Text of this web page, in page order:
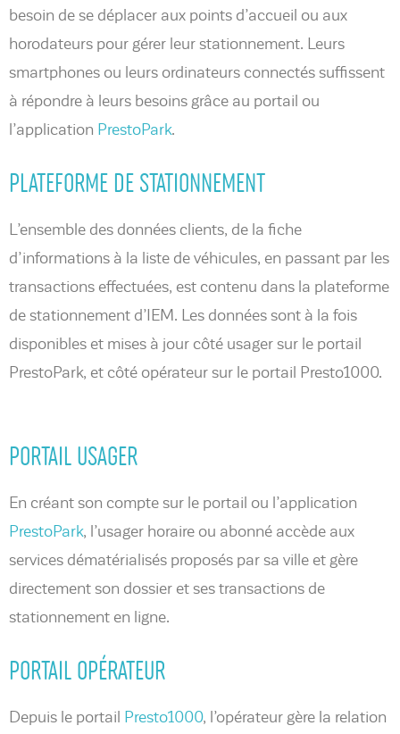
besoin de se déplacer aux points d’accueil ou aux
horodateurs pour gérer leur stationnement. Leurs
smartphones ou leurs ordinateurs connectés suffissent
à répondre à leurs besoins grâce au portail ou
l’application PrestoPark.
PLATEFORME DE STATIONNEMENT
L’ensemble des données clients, de la fiche
d’informations à la liste de véhicules, en passant par les
transactions effectuées, est contenu dans la plateforme
de stationnement d’IEM. Les données sont à la fois
disponibles et mises à jour côté usager sur le portail
PrestoPark, et côté opérateur sur le portail Presto1000.
PORTAIL USAGER
En créant son compte sur le portail ou l’application
PrestoPark, l’usager horaire ou abonné accède aux
services dématérialisés proposés par sa ville et gère
directement son dossier et ses transactions de
stationnement en ligne.
PORTAIL OPÉRATEUR
Depuis le portail Presto1000, l’opérateur gère la relation